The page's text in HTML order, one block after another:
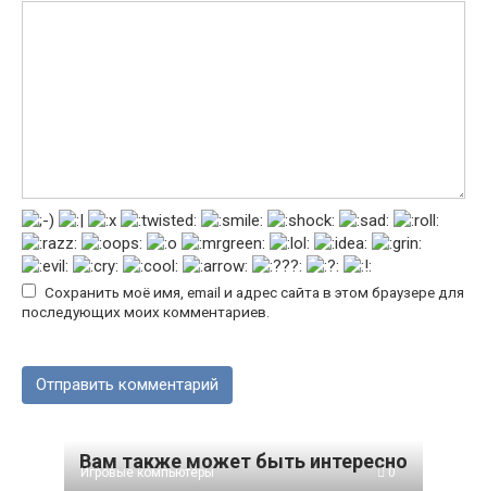
Сохранить моё имя, email и адрес сайта в этом браузере для
последующих моих комментариев.
Вам также может быть интересно
Игровые компьютеры 0